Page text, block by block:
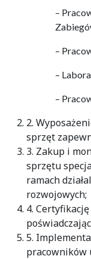
–
–
–
–
2.
sprzęt
3. Zakup i
sprzętu
ramach
rozwojowych;
4.
5.
pracowników